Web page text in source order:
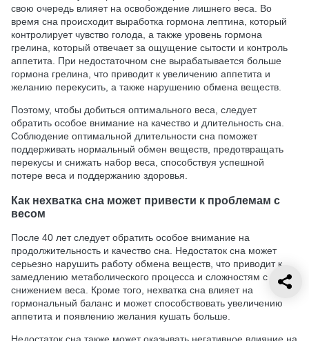
свою очередь влияет на освобождение лишнего веса. Во
время сна происходит выработка гормона лептина, который
контролирует чувство голода, а также уровень гормона
грелина, который отвечает за ощущение сытости и контроль
аппетита. При недостаточном сне вырабатывается больше
гормона грелина, что приводит к увеличению аппетита и
желанию перекусить, а также нарушению обмена веществ.
Поэтому, чтобы добиться оптимального веса, следует
обратить особое внимание на качество и длительность сна.
Соблюдение оптимальной длительности сна поможет
поддерживать нормальный обмен веществ, предотвращать
перекусы и снижать набор веса, способствуя успешной
потере веса и поддержанию здоровья.
Как нехватка сна может привести к проблемам с
весом
После 40 лет следует обратить особое внимание на
продолжительность и качество сна. Недостаток сна может
серьезно нарушить работу обмена веществ, что приводит к
замедлению метаболического процесса и сложностям с
снижением веса. Кроме того, нехватка сна влияет на
гормональный баланс и может способствовать увеличению
аппетита и появлению желания кушать больше.